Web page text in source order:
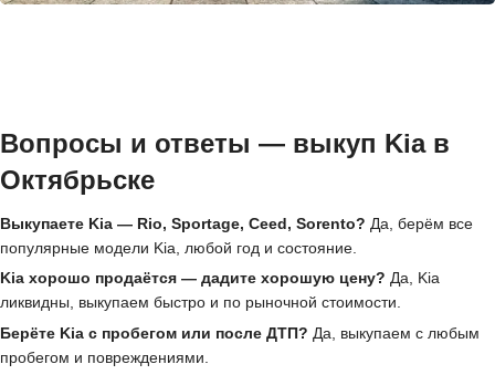
Вопросы и ответы — выкуп Kia в
Октябрьске
Выкупаете Kia — Rio, Sportage, Ceed, Sorento? Да, берём все
популярные модели Kia, любой год и состояние.
Kia хорошо продаётся — дадите хорошую цену? Да, Kia
ликвидны, выкупаем быстро и по рыночной стоимости.
Берёте Kia с пробегом или после ДТП? Да, выкупаем с любым
пробегом и повреждениями.